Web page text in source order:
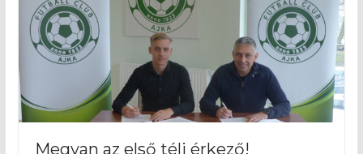
Megvan az első téli érkező!